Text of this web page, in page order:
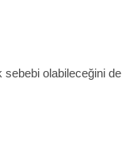
olabileceğini